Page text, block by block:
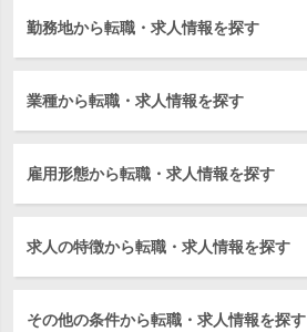
勤務地から転職・求人情報を探す
業種から転職・求人情報を探す
雇用形態から転職・求人情報を探す
求人の特徴から転職・求人情報を探す
その他の条件から転職・求人情報を探す